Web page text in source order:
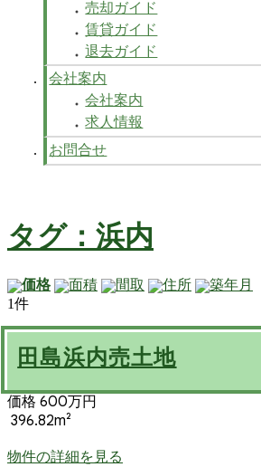
売却ガイド
賃貸ガイド
退去ガイド
会社案内
会社案内
求人情報
お問合せ
タグ：浜内
価格 面積 間取 住所 築年月
1件
田島浜内売土地
価格 600万円
396.82m²
物件の詳細を見る